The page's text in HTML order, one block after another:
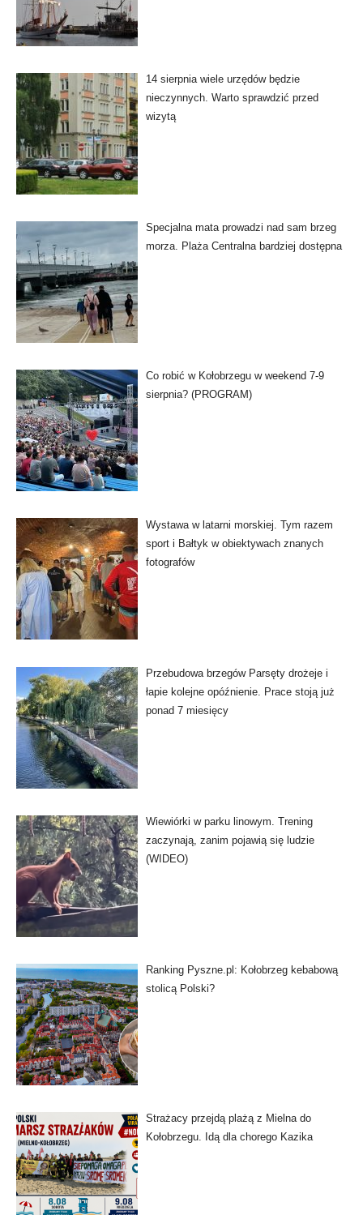
14 sierpnia wiele urzędów będzie
nieczynnych. Warto sprawdzić przed
wizytą
Specjalna mata prowadzi nad sam brzeg
morza. Plaża Centralna bardziej dostępna
Co robić w Kołobrzegu w weekend 7-9
sierpnia? (PROGRAM)
Wystawa w latarni morskiej. Tym razem
sport i Bałtyk w obiektywach znanych
fotografów
Przebudowa brzegów Parsęty drożeje i
łapie kolejne opóźnienie. Prace stoją już
ponad 7 miesięcy
Wiewiórki w parku linowym. Trening
zaczynają, zanim pojawią się ludzie
(WIDEO)
Ranking Pyszne.pl: Kołobrzeg kebabową
stolicą Polski?
Strażacy przejdą plażą z Mielna do
Kołobrzegu. Idą dla chorego Kazika